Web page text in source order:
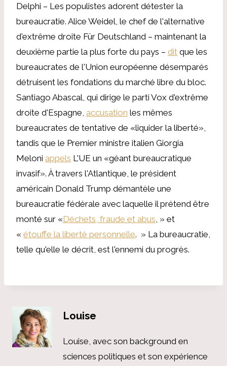
Delphi – Les populistes adorent détester la
bureaucratie. Alice Weidel, le chef de l'alternative
d'extrême droite Für Deutschland – maintenant la
deuxième partie la plus forte du pays – dit que les
bureaucrates de l'Union européenne désemparés
détruisent les fondations du marché libre du bloc.
Santiago Abascal, qui dirige le parti Vox d'extrême
droite d'Espagne, accusation les mêmes
bureaucrates de tentative de «liquider la liberté»,
tandis que le Premier ministre italien Giorgia
Meloni appels L'UE un «géant bureaucratique
invasif». À travers l'Atlantique, le président
américain Donald Trump démantèle une
bureaucratie fédérale avec laquelle il prétend être
monté sur «Déchets, fraude et abus , » et
« étouffe la liberté personnelle. » La bureaucratie,
telle qu'elle le décrit, est l'ennemi du progrès.
Louise
Louise, avec son background en
sciences politiques et son expérience